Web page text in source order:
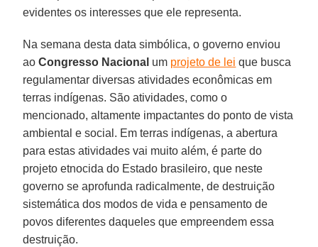
evidentes os interesses que ele representa.
Na semana desta data simbólica, o governo enviou
ao Congresso Nacional um projeto de lei que busca
regulamentar diversas atividades econômicas em
terras indígenas. São atividades, como o
mencionado, altamente impactantes do ponto de vista
ambiental e social. Em terras indígenas, a abertura
para estas atividades vai muito além, é parte do
projeto etnocida do Estado brasileiro, que neste
governo se aprofunda radicalmente, de destruição
sistemática dos modos de vida e pensamento de
povos diferentes daqueles que empreendem essa
destruição.